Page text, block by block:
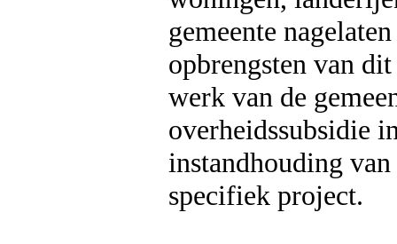
gemeente
opbrengsten van
werk van de
overheidssubsidie
instandhouding
specifiek project.